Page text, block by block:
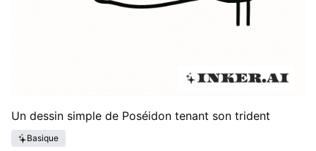
Un dessin simple de Poséidon tenant son trident
Basique